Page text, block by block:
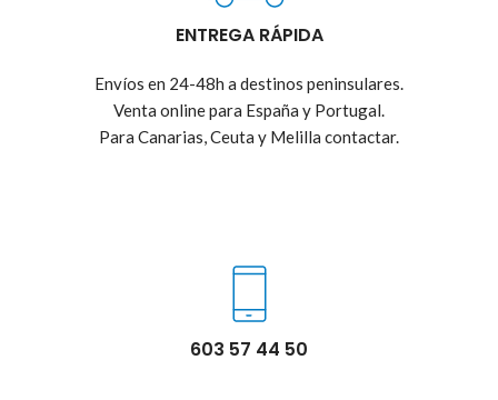
ENTREGA RÁPIDA
Envíos en 24-48h a destinos peninsulares.
Venta online para España y Portugal.
Para Canarias, Ceuta y Melilla contactar.
603 57 44 50